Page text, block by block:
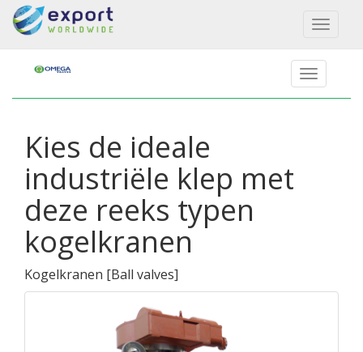
Toggle
Kies de ideale
industriële klep met
deze reeks typen
kogelkranen
Kogelkranen [Ball valves]